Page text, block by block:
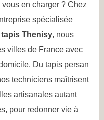
vous en charger ? Chez
spécialisée
Thenisy, nous
villes de France avec
Du tapis persan
techniciens maîtrisent
artisanales autant
pour redonner vie à